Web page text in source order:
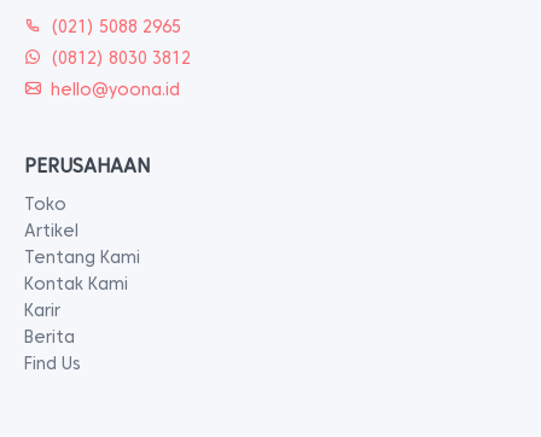
(021) 5088 2965
(0812) 8030 3812
hello@yoona.id
PERUSAHAAN
Toko
Artikel
Tentang Kami
Kontak Kami
Karir
Berita
Find Us